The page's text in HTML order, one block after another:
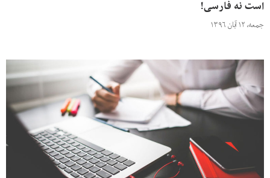
است نه فارسی!
جمعه، ۱۲ آبان ۱۳۹۶